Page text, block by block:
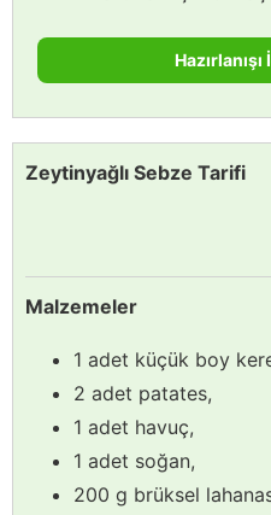
Hazırlanışı
Zeytinyağlı Sebze Tarifi
Malzemeler
1 adet küçük boy
2 adet patates,
1 adet havuç,
1 adet soğan,
200 g brüksel